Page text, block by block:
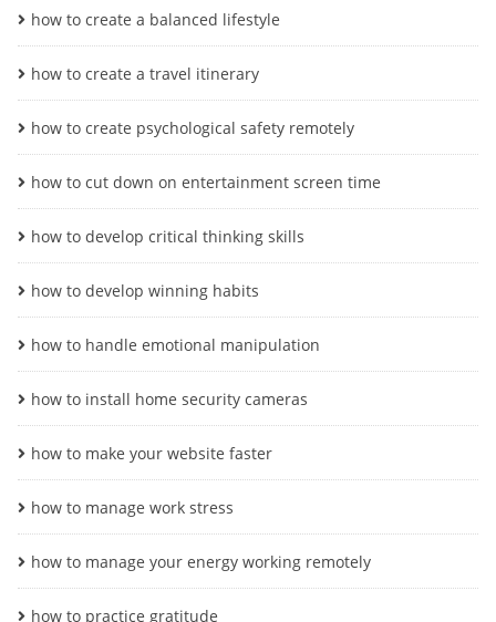
how to create a balanced lifestyle
how to create a travel itinerary
how to create psychological safety remotely
how to cut down on entertainment screen time
how to develop critical thinking skills
how to develop winning habits
how to handle emotional manipulation
how to install home security cameras
how to make your website faster
how to manage work stress
how to manage your energy working remotely
how to practice gratitude